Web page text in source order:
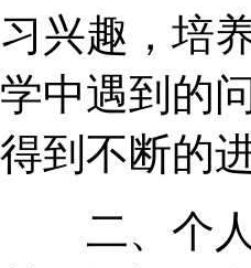
习兴趣，培
学中遇到的
得到不断的
二、个人